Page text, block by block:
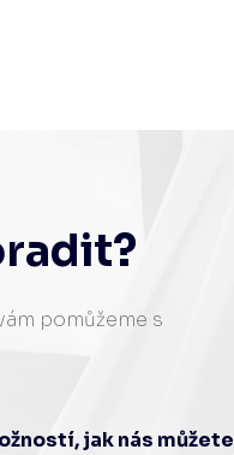
pomůžeme s
jak nás můžete